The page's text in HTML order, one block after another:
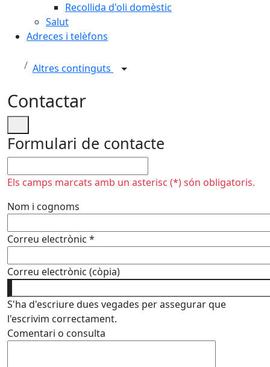
Recollida d'oli domèstic
Salut
Adreces i telèfons
Altres continguts
Contactar
Formulari de contacte
Els camps marcats amb un asterisc (*) són obligatoris.
Nom i cognoms
Correu electrònic *
Correu electrònic (còpia)
S'ha d'escriure dues vegades per assegurar que
l'escrivim correctament.
Comentari o consulta